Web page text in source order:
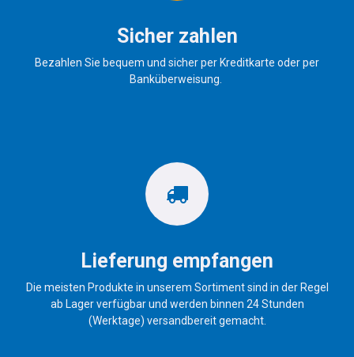
Sicher zahlen
Bezahlen Sie bequem und sicher per Kreditkarte oder per
Banküberweisung.
Lieferung empfangen
Die meisten Produkte in unserem Sortiment sind in der Regel
ab Lager verfügbar und werden binnen 24 Stunden
(Werktage) versandbereit gemacht.